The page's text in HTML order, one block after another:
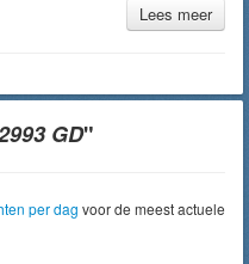
Lees meer
GD"
per dag voor de meest actuele